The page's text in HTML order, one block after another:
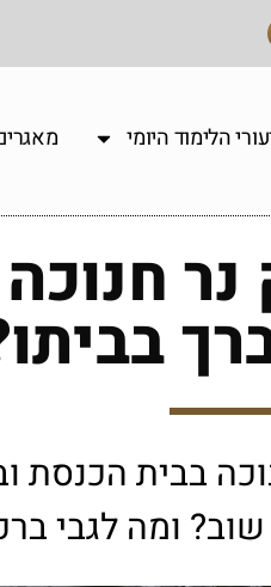
הלימוד היומי
בבית הכנסת
ומה לגבי